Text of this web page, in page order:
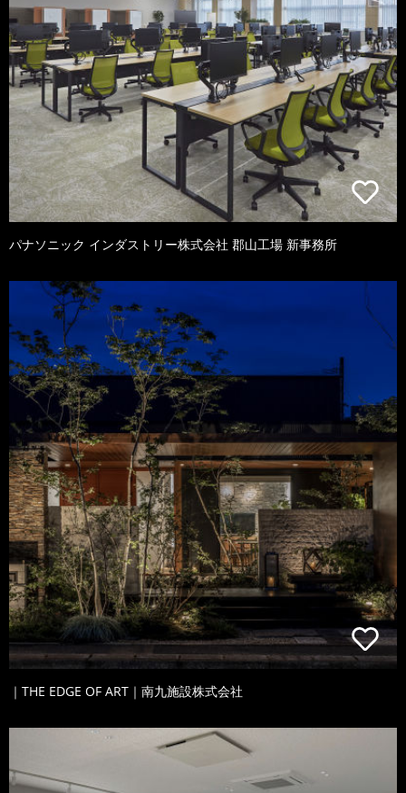
パナソニック インダストリー株式会社 郡山工場 新事務所
｜THE EDGE OF ART｜南九施設株式会社